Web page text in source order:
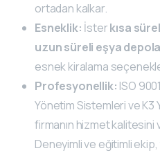
ortadan kalkar.
Esneklik: İsterkısa
uzun süreli eşya
esnek kiralama
Profesyonellik: ISO
Yönetim Sistemleri ve
firmanın hizmet
Deneyimli ve eğitimli